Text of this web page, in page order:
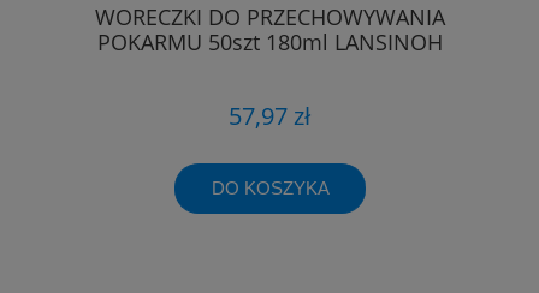
WORECZKI DO PRZECHOWYWANIA
POKARMU 50szt 180ml LANSINOH
57,97 zł
DO KOSZYKA